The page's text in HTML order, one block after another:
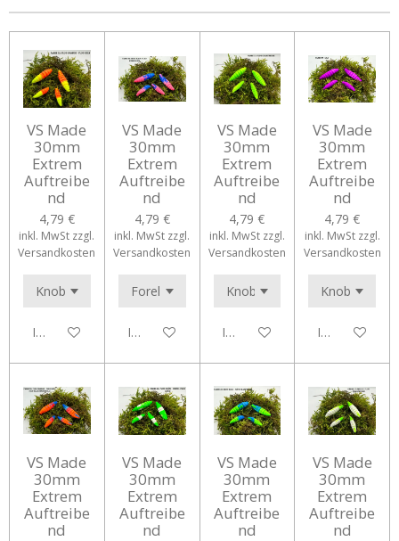
n
n
n
n
VS Made
30mm
Extrem
Auftreibe
nd
4,79 €
inkl. MwSt zzgl.
Versandkosten
In den Warenkorb
VS Made
30mm
Extrem
Auftreibe
nd
4,79 €
inkl. MwSt zzgl.
Versandkosten
In den Warenkorb
VS Made
30mm
Extrem
Auftreibe
nd
4,79 €
inkl. MwSt zzgl.
Versandkosten
In den Warenkorb
VS Made
30mm
Extrem
Auftreibe
nd
4,79 €
inkl. MwSt zzgl.
Versandkosten
In den
VS Made
30mm
Extrem
Auftreibe
nd
VS Made
30mm
Extrem
Auftreibe
nd
VS Made
30mm
Extrem
Auftreibe
nd
VS Made
30mm
Extrem
Auftreibe
nd